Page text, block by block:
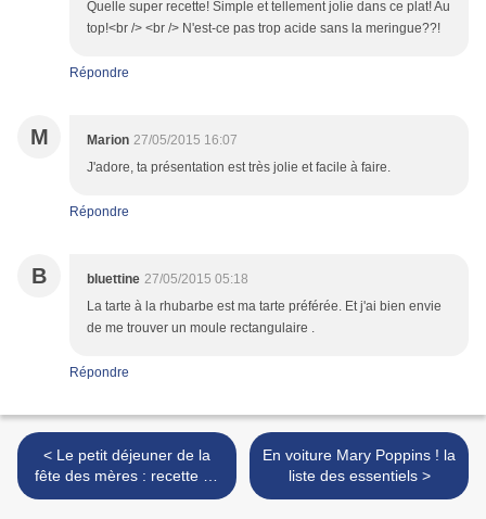
Quelle super recette! Simple et tellement jolie dans ce plat! Au
top!<br /> <br /> N'est-ce pas trop acide sans la meringue??!
Répondre
M Marion 27/05/2015 16:07
J'adore, ta présentation est très jolie et facile à faire.
Répondre
B bluettine 27/05/2015 05:18
La tarte à la rhubarbe est ma tarte préférée. Et j'ai bien envie
de me trouver un moule rectangulaire .
Répondre
< Le petit déjeuner de la
fête des mères : recette de
pancakes vanille et fraises
En voiture Mary Poppins ! la
liste des essentiels >